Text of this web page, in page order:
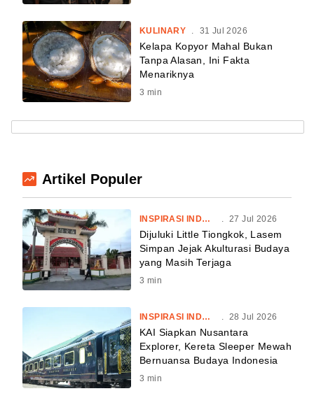
KULINARY 31 Jul 2026
Kelapa Kopyor Mahal Bukan
Tanpa Alasan, Ini Fakta
Menariknya
3 min
Artikel Populer
INSPIRASI INDONESIA . 27 Jul 2026
Dijuluki Little Tiongkok, Lasem
Simpan Jejak Akulturasi Budaya
yang Masih Terjaga
3 min
INSPIRASI INDONESIA . 28 Jul 2026
KAI Siapkan Nusantara
Explorer, Kereta Sleeper Mewah
Bernuansa Budaya Indonesia
3 min